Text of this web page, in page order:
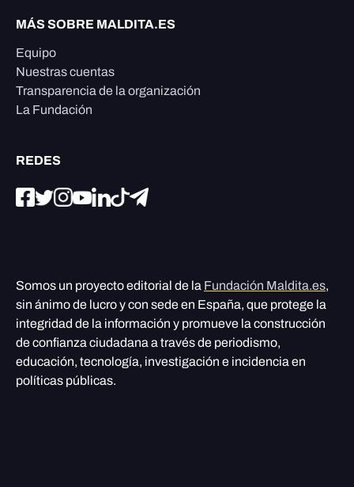
MÁS SOBRE MALDITA.ES
Equipo
Nuestras cuentas
Transparencia de la organización
La Fundación
REDES
Somos un proyecto editorial de la Fundación Maldita.es,
sin ánimo de lucro y con sede en España, que protege la
integridad de la información y promueve la construcción
de confianza ciudadana a través de periodismo,
educación, tecnología, investigación e incidencia en
políticas públicas.